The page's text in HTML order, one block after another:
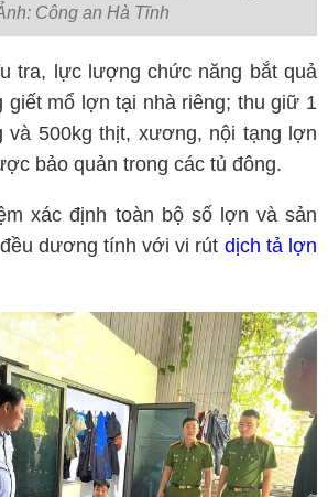
Công an Hà Tĩnh
tra, lực lượng chức năng bắt quả
giết mổ lợn tại nhà riêng; thu giữ 1
và 500kg thịt, xương, nội tạng lợn
bảo quản trong các tủ đông.
xác định toàn bộ số lợn và sản
dương tính với vi rút dịch tả lợn